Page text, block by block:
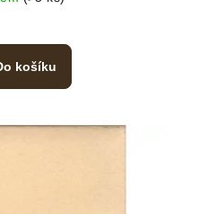
košíku